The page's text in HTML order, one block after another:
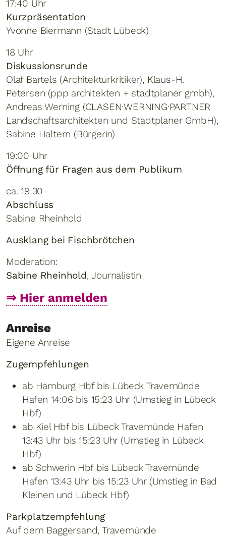
17:40 Uhr
Kurzpräsentation
Yvonne Biermann (Stadt Lübeck)
18 Uhr
Diskussionsrunde
Olaf Bartels (Architekturkritiker), Klaus-H.
Petersen (ppp architekten + stadtplaner gmbh),
Andreas Werning (CLASEN·WERNING·PARTNER
Landschaftsarchitekten und Stadtplaner GmbH),
Sabine Haltern (Bürgerin)
19:00 Uhr
Öffnung für Fragen aus dem Publikum
ca. 19:30
Abschluss
Sabine Rheinhold
Ausklang bei Fischbrötchen
Moderation:
Sabine Rheinhold, Journalistin
⇒ Hier anmelden
Anreise
Eigene Anreise
Zugempfehlungen
ab Hamburg Hbf bis Lübeck Travemünde
Hafen 14:06 bis 15:23 Uhr (Umstieg in Lübeck
Hbf)
ab Kiel Hbf bis Lübeck Travemünde Hafen
13:43 Uhr bis 15:23 Uhr (Umstieg in Lübeck
Hbf)
ab Schwerin Hbf bis Lübeck Travemünde
Hafen 13:43 Uhr bis 15:23 Uhr (Umstieg in Bad
Kleinen und Lübeck Hbf)
Parkplatzempfehlung
Auf dem Baggersand, Travemünde